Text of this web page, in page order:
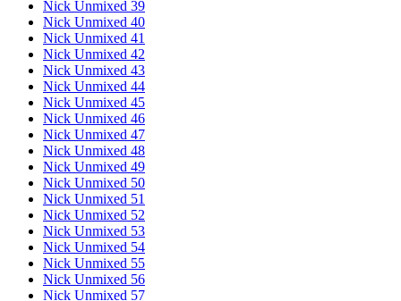
Nick Unmixed 39
Nick Unmixed 40
Nick Unmixed 41
Nick Unmixed 42
Nick Unmixed 43
Nick Unmixed 44
Nick Unmixed 45
Nick Unmixed 46
Nick Unmixed 47
Nick Unmixed 48
Nick Unmixed 49
Nick Unmixed 50
Nick Unmixed 51
Nick Unmixed 52
Nick Unmixed 53
Nick Unmixed 54
Nick Unmixed 55
Nick Unmixed 56
Nick Unmixed 57